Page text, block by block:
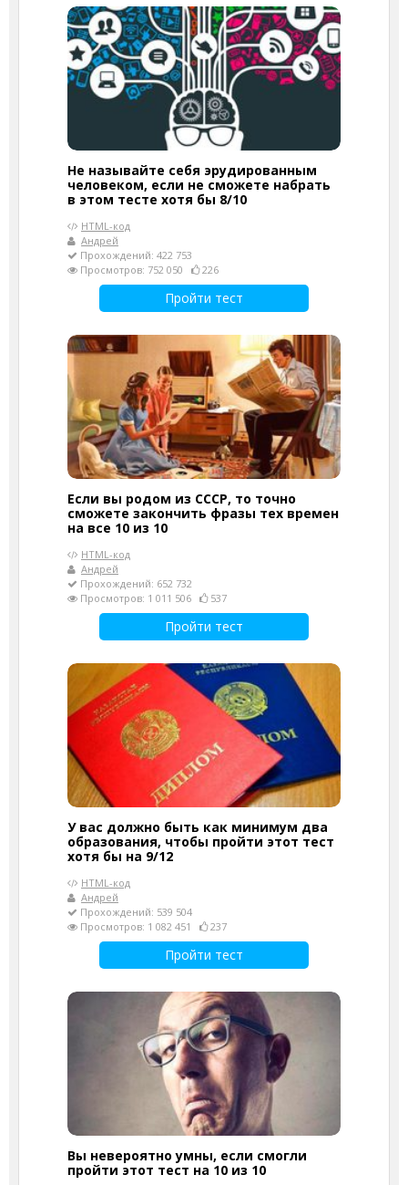
Не называйте себя эрудированным
человеком, если не сможете набрать
в этом тесте хотя бы 8/10
HTML-код
Андрей
Прохождений: 422 753
Просмотров: 752 050
226
Пройти тест
Если вы родом из СССР, то точно
сможете закончить фразы тех времен
на все 10 из 10
HTML-код
Андрей
Прохождений: 652 732
Просмотров: 1 011 506
537
Пройти тест
У вас должно быть как минимум два
образования, чтобы пройти этот тест
хотя бы на 9/12
HTML-код
Андрей
Прохождений: 539 504
Просмотров: 1 082 451
237
Пройти тест
Вы невероятно умны, если смогли
пройти этот тест на 10 из 10